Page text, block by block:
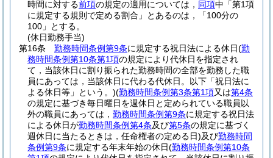
時間に対する前項の規定の適用については， 同項中「第1項
に規定する規則で定める割合」とあるのは，「100分の
100」とする。
(休日勤務手当)
第16条
勤務時間条例第9条に規定する祝日法による休日(勤
務時間条例第10条第1項の規定により代休日を指定され
て，当該休日に割り振られた勤務時間の全部を勤務した職
員にあっては，当該休日に代わる代休日。以下「祝日法に
よる休日等」という。)(勤務時間条例第3条第1項又は第4条
の規定に基づき毎日曜日を週休日と定められている職員以
外の職員にあっては， 勤務時間条例第9条に規定する祝日法
による休日が勤務時間条例第4条及び第5条の規定に基づく
週休日に当たるときは，任命権者の定める日)及び勤務時間
条例第9条に規定する年末年始の休日(勤務時間条例第10条